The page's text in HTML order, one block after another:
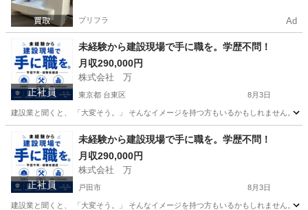
プリフラ Ad
正社員
未経験から建設現場で手に職を。学歴不問！
月収290,000円
株式会社 万
東京都 台東区 8月3日
建設業と聞くと、 「大変そう。」 そんなイメージを持つ方もいるかもしれません。
東京 台東区 その他 未経験
正社員
未経験から建設現場で手に職を。学歴不問！
月収290,000円
株式会社 万
戸田市 8月3日
建設業と聞くと、 「大変そう。」 そんなイメージを持つ方もいるかもしれません。